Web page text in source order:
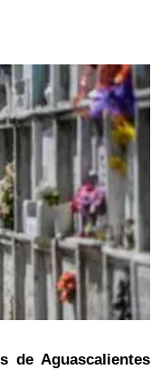
de Aguascalientes